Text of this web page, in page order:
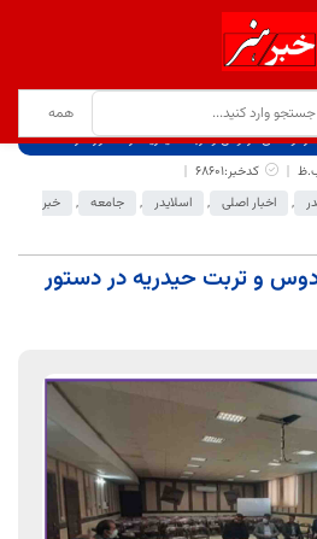
فردوس و تربت حیدریه در دستور کار است
کدخبر:68601
, اخبار اصلی , اسلایدر , جامعه ,
خبر
و تربت حیدریه در دستور